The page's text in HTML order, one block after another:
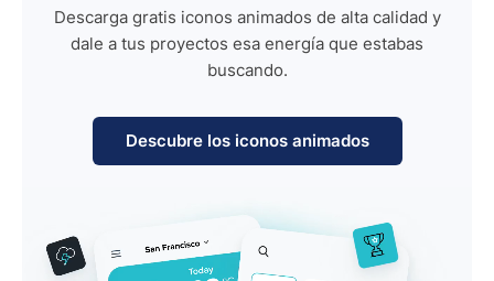
Descarga gratis iconos animados de alta calidad y
dale a tus proyectos esa energía que estabas
buscando.
Descubre los iconos animados